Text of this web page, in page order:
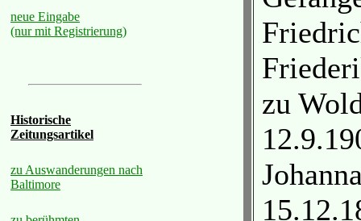
neue Eingabe
(nur mit Registrierung)
Historische
Zeitungsartikel
zu Auswanderungen nach
Baltimore
zu